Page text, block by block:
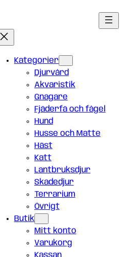
Kategorier
Djurvård
Akvaristik
Gnagare
Fjäderfä och fågel
Hund
Husse och Matte
Häst
Katt
Lantbruksdjur
Skadedjur
Terrarium
Övrigt
Butik
Mitt konto
Varukorg
Kassan